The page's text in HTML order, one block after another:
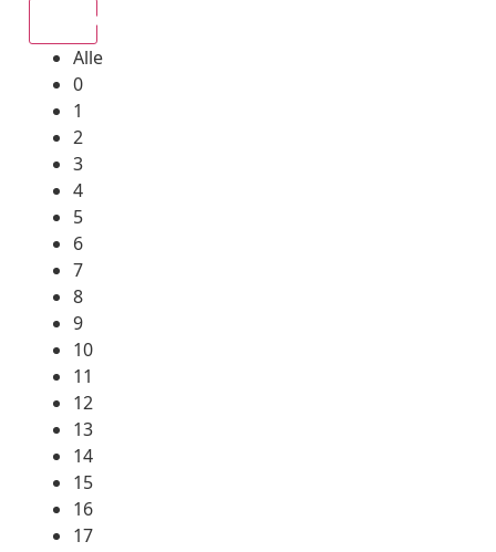
Alle
0
1
2
3
4
5
6
7
8
9
10
11
12
13
14
15
16
17